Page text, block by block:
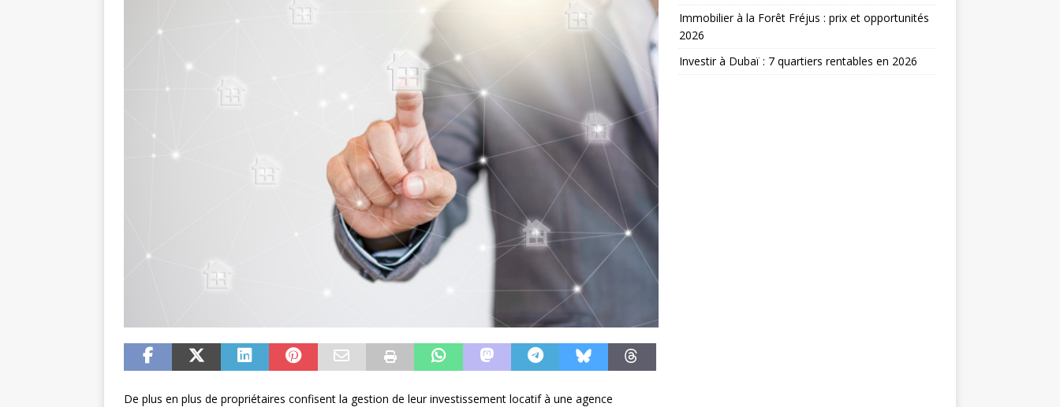
De plus en plus de propriétaires confisent la gestion de leur investissement locatif à une agence
Immobilier à la Forêt Fréjus : prix et opportunités
2026
Investir à Dubaï : 7 quartiers rentables en 2026